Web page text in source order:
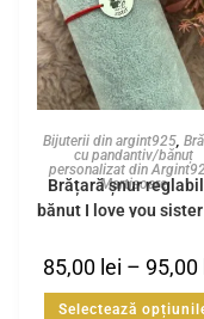
Bijuterii din argint925,
cu pandantiv/bănuț
personalizat din
Martisoare
Brățară șnur
bănuț I love you
85,00 lei – 95,00
Selectează